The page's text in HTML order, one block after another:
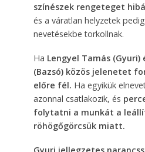
színészek rengeteget
és a váratlan helyzetek
nevetésekbe torkollnak.
Ha Lengyel Tamás (Gyuri)
(Bazsó) közös jelenetet
előre fél. Ha egyikük
azonnal csatlakozik, és
folytatni a munkát a
röhögőgörcsük miatt.